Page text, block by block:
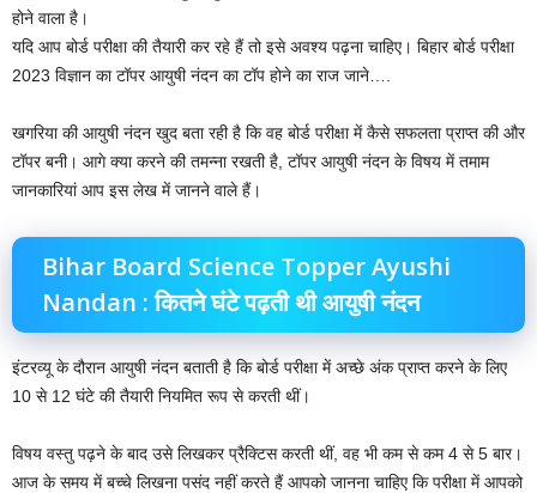
होने वाला है।
यदि आप बोर्ड परीक्षा की तैयारी कर रहे हैं तो इसे अवश्य पढ़ना चाहिए। बिहार बोर्ड परीक्षा
2023 विज्ञान का टॉपर आयुषी नंदन का टॉप होने का राज जाने….
खगरिया की आयुषी नंदन खुद बता रही है कि वह बोर्ड परीक्षा में कैसे सफलता प्राप्त की और
टॉपर बनी। आगे क्या करने की तमन्ना रखती है, टॉपर आयुषी नंदन के विषय में तमाम
जानकारियां आप इस लेख में जानने वाले हैं।
Bihar Board Science Topper Ayushi
Nandan : कितने घंटे पढ़ती थी आयुषी नंदन
इंटरव्यू के दौरान आयुषी नंदन बताती है कि बोर्ड परीक्षा में अच्छे अंक प्राप्त करने के लिए
10 से 12 घंटे की तैयारी नियमित रूप से करती थीं।
विषय वस्तु पढ़ने के बाद उसे लिखकर प्रैक्टिस करती थीं, वह भी कम से कम 4 से 5 बार।
आज के समय में बच्चे लिखना पसंद नहीं करते हैं आपको जानना चाहिए कि परीक्षा में आपको